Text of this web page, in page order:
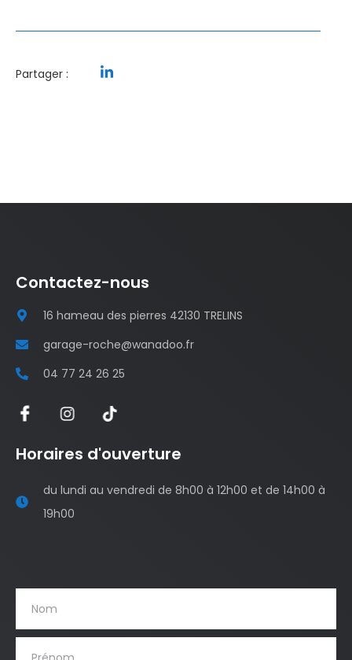
Partager :
Contactez-nous
16 hameau des pierres 42130 TRELINS
garage-roche@wanadoo.fr
04 77 24 26 25
Horaires d'ouverture
du lundi au vendredi de 8h00 à 12h00 et de 14h00 à
19h00